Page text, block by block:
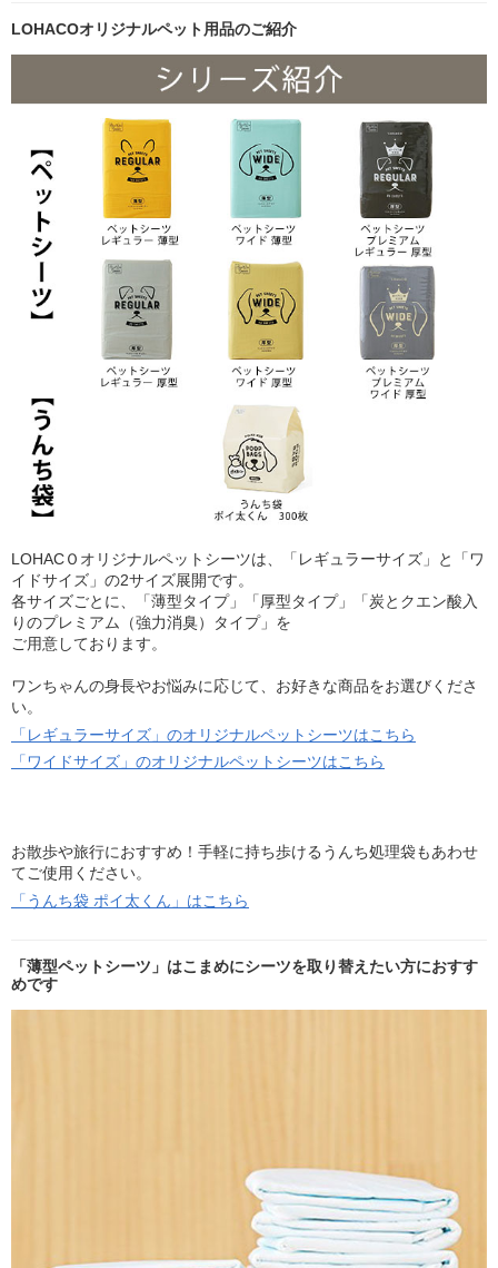
LOHACOオリジナルペット用品のご紹介
LOHACＯオリジナルペットシーツは、「レギュラーサイズ」と「ワ
イドサイズ」の2サイズ展開です。
各サイズごとに、「薄型タイプ」「厚型タイプ」「炭とクエン酸入
りのプレミアム（強力消臭）タイプ」を
ご用意しております。
ワンちゃんの身長やお悩みに応じて、お好きな商品をお選びくださ
い。
「レギュラーサイズ」のオリジナルペットシーツはこちら
「ワイドサイズ」のオリジナルペットシーツはこちら
お散歩や旅行におすすめ！手軽に持ち歩けるうんち処理袋もあわせ
てご使用ください。
「うんち袋 ポイ太くん」はこちら
「薄型ペットシーツ」はこまめにシーツを取り替えたい方におすす
めです